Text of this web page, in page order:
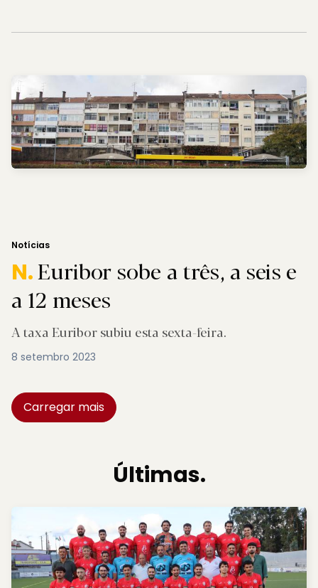
Notícias
N.Euribor sobe a três, a seis e
a 12 meses
A taxa Euribor subiu esta sexta-feira.
8 setembro 2023
Carregar mais
Últimas.